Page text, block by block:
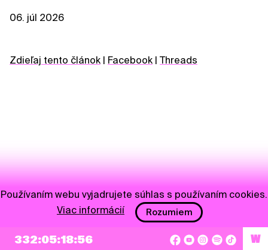
06. júl 2026
Zdieľaj tento článok Facebook Threads
NEWSLETTER
332:05:18:56 W
Používaním webu vyjadrujete súhlas s používaním cookies.
Viac informácií
Rozumiem